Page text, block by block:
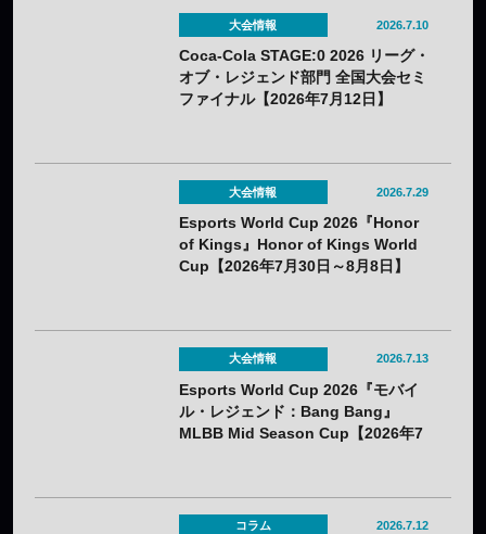
大会情報 2026.7.10
Coca-Cola STAGE:0 2026 リーグ・
オブ・レジェンド部門 全国大会セミ
ファイナル【2026年7月12日】
大会情報 2026.7.29
Esports World Cup 2026『Honor
of Kings』Honor of Kings World
Cup【2026年7月30日～8月8日】
大会情報 2026.7.13
Esports World Cup 2026『モバイ
ル・レジェンド：Bang Bang』
MLBB Mid Season Cup【2026年7
コラム 2026.7.12